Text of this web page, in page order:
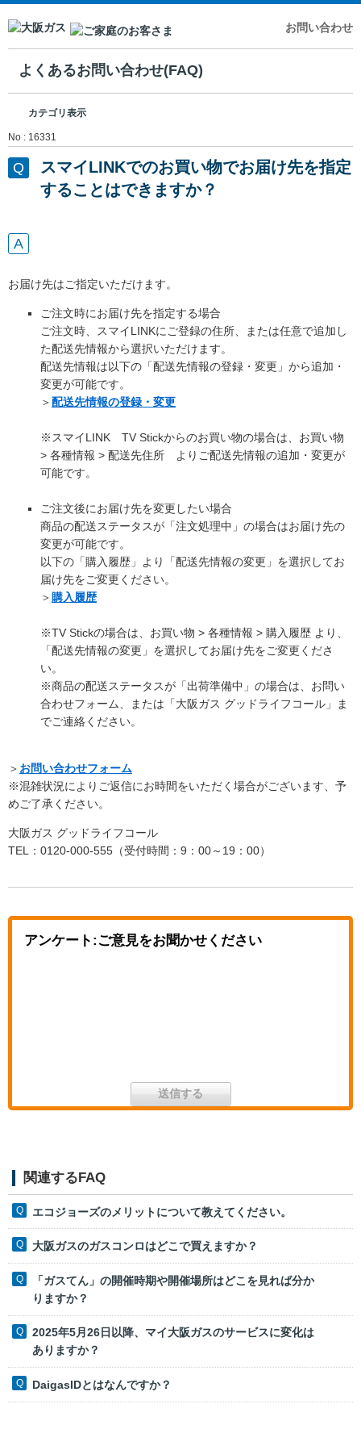
お問い合わせ
よくあるお問い合わせ(FAQ)
カテゴリ表示
No : 16331
スマイLINKでのお買い物でお届け先を指定
することはできますか？
お届け先はご指定いただけます。
ご注文時にお届け先を指定する場合
ご注文時、スマイLINKにご登録の住所、または任意で追加し
た配送先情報から選択いただけます。
配送先情報は以下の「配送先情報の登録・変更」から追加・
変更が可能です。
＞配送先情報の登録・変更
※スマイLINK TV Stickからのお買い物の場合は、お買い物
> 各種情報 > 配送先住所 よりご配送先情報の追加・変更が
可能です。
ご注文後にお届け先を変更したい場合
商品の配送ステータスが「注文処理中」の場合はお届け先の
変更が可能です。
以下の「購入履歴」より「配送先情報の変更」を選択してお
届け先をご変更ください。
＞ 購入履歴
※TV Stickの場合は、お買い物 > 各種情報 > 購入履歴 より、
「配送先情報の変更」を選択してお届け先をご変更くださ
い。
※商品の配送ステータスが「出荷準備中」の場合は、お問い
合わせフォーム、または「大阪ガス グッドライフコール」ま
でご連絡ください。
＞ お問い合わせフォーム
※混雑状況によりご返信にお時間をいただく場合がございます、予
めご了承ください。
大阪ガス グッドライフコール
TEL：0120-000-555（受付時間：9：00～19：00）
アンケート:ご意見をお聞かせください
関連するFAQ
エコジョーズのメリットについて教えてください。
大阪ガスのガスコンロはどこで買えますか？
「ガスてん」の開催時期や開催場所はどこを見れば分か
りますか？
2025年5月26日以降、マイ大阪ガスのサービスに変化は
ありますか？
DaigasIDとはなんですか？